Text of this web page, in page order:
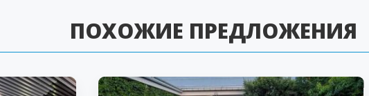
ПОХОЖИЕ ПРЕДЛОЖЕНИЯ